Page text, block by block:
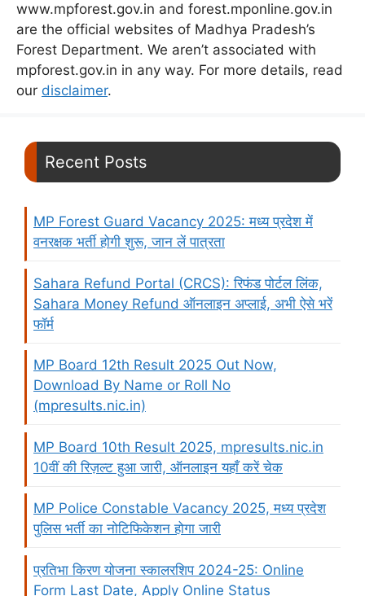
www.mpforest.gov.in and forest.mponline.gov.in
are the official websites of Madhya Pradesh’s
Forest Department. We aren’t associated with
mpforest.gov.in in any way. For more details, read
our disclaimer.
Recent Posts
MP Forest Guard Vacancy 2025: मध्य प्रदेश में
वनरक्षक भर्ती होगी शुरू, जान लें पात्रता
Sahara Refund Portal (CRCS): रिफंड पोर्टल लिंक,
Sahara Money Refund ऑनलाइन अप्लाई, अभी ऐसे भरें
फॉर्म
MP Board 12th Result 2025 Out Now,
Download By Name or Roll No
(mpresults.nic.in)
MP Board 10th Result 2025, mpresults.nic.in
10वीं की रिज़ल्ट हुआ जारी, ऑनलाइन यहाँ करें चेक
MP Police Constable Vacancy 2025, मध्य प्रदेश
पुलिस भर्ती का नोटिफिकेशन होगा जारी
प्रतिभा किरण योजना स्कालरशिप 2024-25: Online
Form Last Date, Apply Online Status